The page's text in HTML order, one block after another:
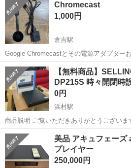
Chromecast
1,000円
倉吉駅
Google Chromecastとその電源アダプター
鳥取 倉吉市 倉吉駅 映像プレー
Chromecast
【無料商品】
DP215S 時々開閉時
0円
浜村駅
商品説明 ご覧いただきありがとうございます。 ​SELLING（セリン
グ）製のコンパクトなDVDプレーヤー「
で、場所を取らないスリムなデザインが
鳥取 浜村駅 映像プレ
ケーブル
美品 アキュフェー
プレイヤー
250,000円